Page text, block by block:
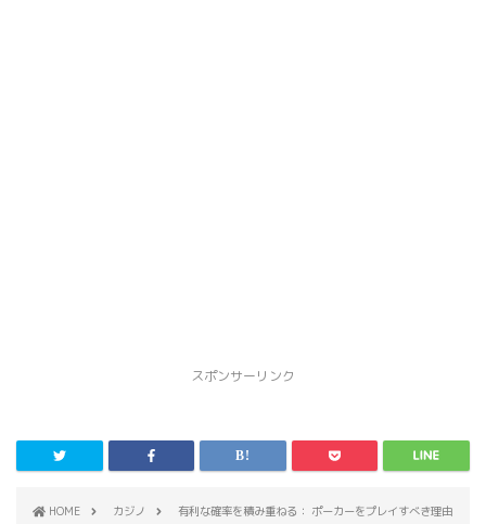
スポンサーリンク
HOME カジノ 有利な確率を積み重ねる： ポーカーをプレイすべき理由